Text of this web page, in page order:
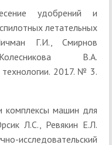
удобрений и
летательных
Г.И., Смирнов
В.А.
2017. № 3.
комплексы машин для
Л.С., Ревякин Е.Л.
исследовательский